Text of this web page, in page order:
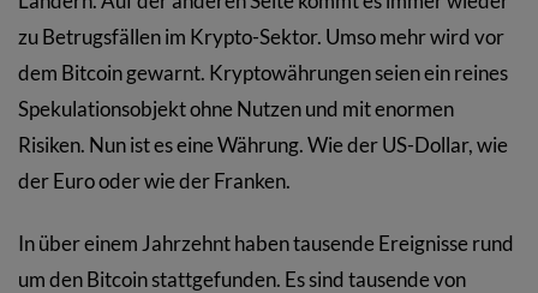
zu Betrugsfällen im Krypto-Sektor. Umso mehr wird vor
dem Bitcoin gewarnt. Kryptowährungen seien ein reines
Spekulationsobjekt ohne Nutzen und mit enormen
Risiken. Nun ist es eine Währung. Wie der US-Dollar, wie
der Euro oder wie der Franken.
In über einem Jahrzehnt haben tausende Ereignisse rund
um den Bitcoin stattgefunden. Es sind tausende von